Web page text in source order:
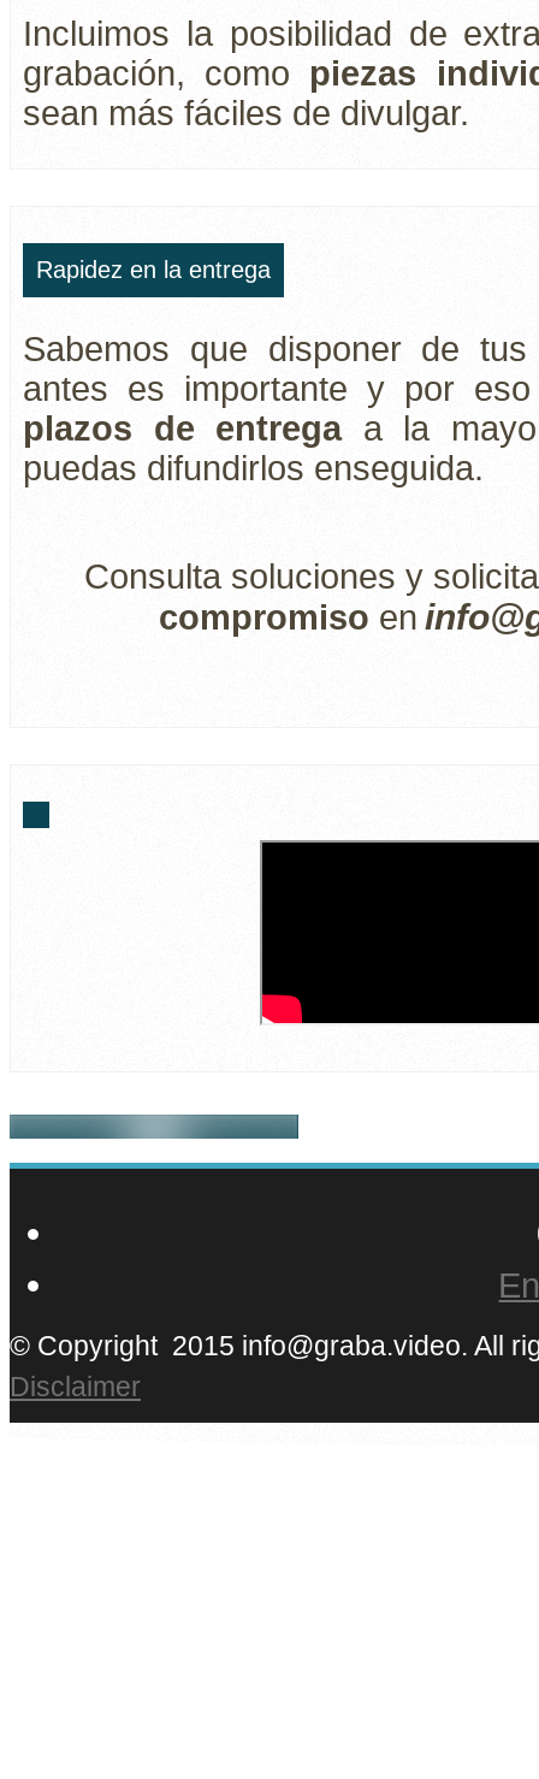
Incluimos la posibilidad de
grabación, como piezas
sean más fáciles de divulgar.
Rapidez en la entrega
Sabemos que disponer de tus
antes es importante y por eso
plazos de entregaa la
puedas difundirlos enseguida.
Consulta soluciones y
compromiso en
© Copyright 2015 info@graba.video. All
Disclaimer